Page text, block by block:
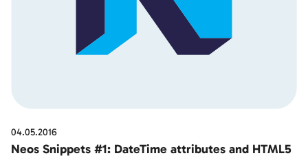
04.05.2016
Neos Snippets #1: DateTime attributes and HTML5